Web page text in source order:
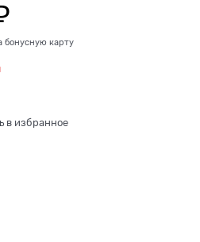
бонусную карту
в избранное